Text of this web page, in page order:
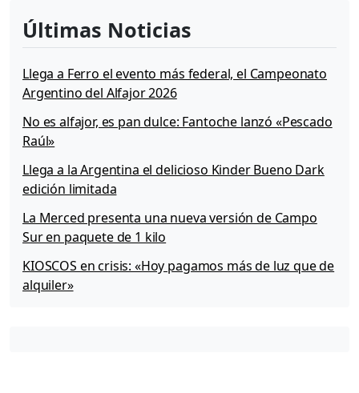
Últimas Noticias
Llega a Ferro el evento más federal, el Campeonato
Argentino del Alfajor 2026
No es alfajor, es pan dulce: Fantoche lanzó «Pescado
Raúl»
Llega a la Argentina el delicioso Kinder Bueno Dark
edición limitada
La Merced presenta una nueva versión de Campo
Sur en paquete de 1 kilo
KIOSCOS en crisis: «Hoy pagamos más de luz que de
alquiler»